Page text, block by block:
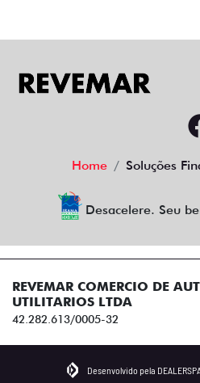
Home Soluções
Desacelere. Seu
REVEMAR COMERCIO DE
UTILITARIOS LTDA
42.282.613/0005-32
Desenvolvido pela